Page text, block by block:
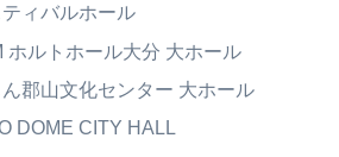
ィバルホール
ホルトホール大分 大ホール
郡山文化センター 大ホール
DOME CITY HALL